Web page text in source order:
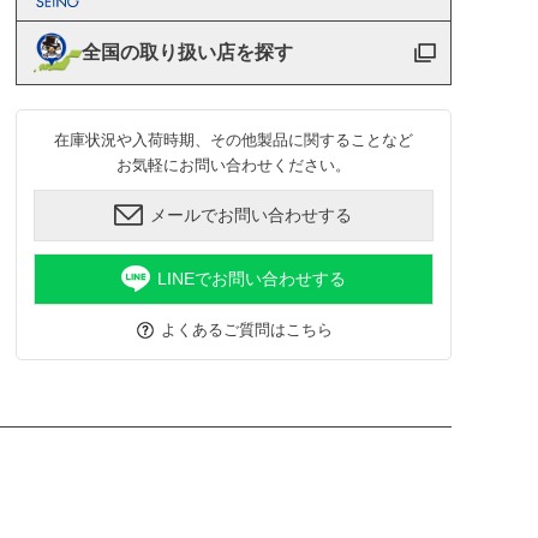
全国の取り扱い店を探す
在庫状況や入荷時期、その他製品に関することなど
お気軽にお問い合わせください。
メールでお問い合わせする
LINEでお問い合わせする
よくあるご質問はこちら